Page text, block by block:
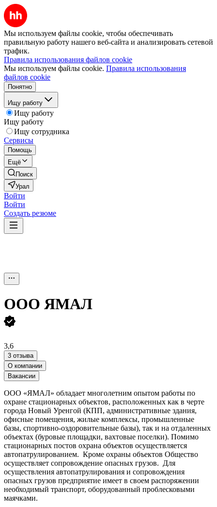
Мы используем файлы cookie, чтобы обеспечивать
правильную работу нашего веб-сайта и анализировать сетевой
трафик.
Правила использования файлов cookie
Мы используем файлы cookie. Правила использования
файлов cookie
Понятно
Ищу работу
Ищу работу
Ищу работу
Ищу сотрудника
Сервисы
Помощь
Ещё
Поиск
Урал
Войти
Войти
Создать резюме
ООО ЯМАЛ
3,6
3 отзыва
О компании
Вакансии
ООО «ЯМАЛ» обладает многолетним опытом работы по
охране стационарных объектов, расположенных как в черте
города Новый Уренгой (КПП, административные здания,
офисные помещения, жилые комплексы, промышленные
базы, спортивно-оздоровительные базы), так и на отдаленных
объектах (буровые площадки, вахтовые поселки). Помимо
стационарных постов охрана объектов осуществляется
автопатрулированием. Кроме охраны объектов Общество
осуществляет сопровождение опасных грузов. Для
осуществления автопатрулирования и сопровождения
опасных грузов предприятие имеет в своем распоряжении
необходимый транспорт, оборудованный проблесковыми
маячками.